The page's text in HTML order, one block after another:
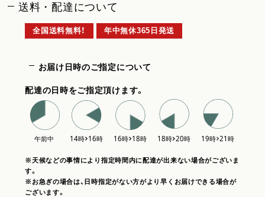
送料・配達について
全国送料無料！ 年中無休365日発送
お届け日時のご指定について
配達の日時をご指定頂けます。
※天候などの事情により指定時間内に配達が出来ない場合がございま
す。
※お急ぎの場合は、日時指定がない方がより早くお届けできる場合が
ございます。